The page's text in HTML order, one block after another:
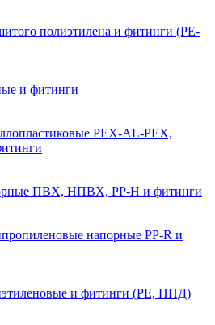
полиэтилена и фитинги (PE-
и фитинги
PEX-AL-PEX,
ПВХ, НПВХ, PP-H и фитинги
напорные PP-R и
и фитинги (PE, ПНД)